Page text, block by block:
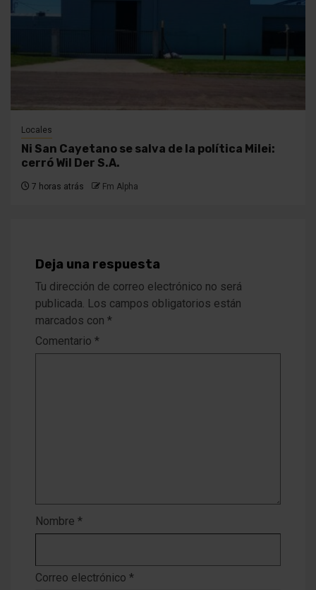
Locales
Ni San Cayetano se salva de la política Milei:
cerró Wil Der S.A.
7 horas atrás Fm Alpha
Deja una respuesta
Tu dirección de correo electrónico no será
publicada. Los campos obligatorios están
marcados con *
Comentario *
Nombre *
Correo electrónico *